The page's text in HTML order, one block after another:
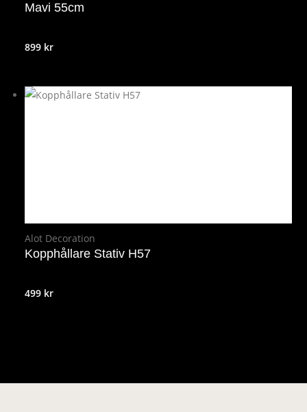
Mavi 55cm
899 kr
Alot Decoration
Kopphållare Stativ H57
499 kr